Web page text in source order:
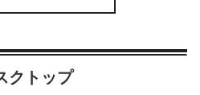
クトップ